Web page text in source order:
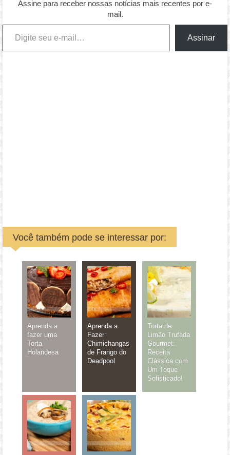
Assine para receber nossas notícias mais recentes por e-
mail.
Digite seu e-mail…
Assinar
Você também pode se interessar por:
Aprenda a
fazer uma
Torta
Holandesa
Aprenda a
Fazer
Chimichangas
de Frango do
Deadpool
Torta de
Limão Trufada
Gourmet:
Receita
Clássica com
Um Toque
Sofisticado!